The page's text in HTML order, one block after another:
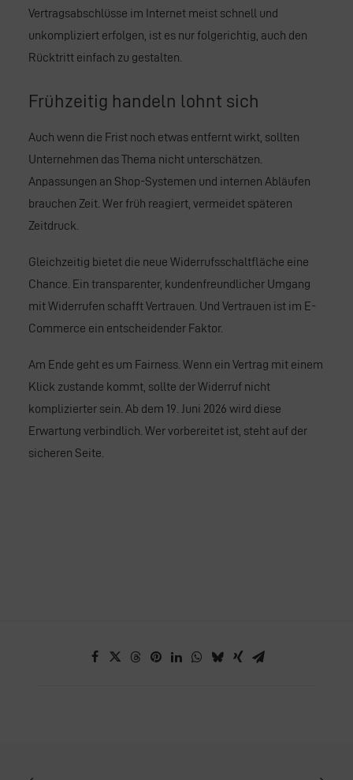
Vertragsabschlüsse im Internet meist schnell und
unkompliziert erfolgen, ist es nur folgerichtig, auch den
Rücktritt einfach zu gestalten.
Frühzeitig handeln lohnt sich
Auch wenn die Frist noch etwas entfernt wirkt, sollten
Unternehmen das Thema nicht unterschätzen.
Anpassungen an Shop-Systemen und internen Abläufen
brauchen Zeit. Wer früh reagiert, vermeidet späteren
Zeitdruck.
Gleichzeitig bietet die neue Widerrufsschaltfläche eine
Chance. Ein transparenter, kundenfreundlicher Umgang
mit Widerrufen schafft Vertrauen. Und Vertrauen ist im E-
Commerce ein entscheidender Faktor.
Am Ende geht es um Fairness. Wenn ein Vertrag mit einem
Klick zustande kommt, sollte der Widerruf nicht
komplizierter sein. Ab dem 19. Juni 2026 wird diese
Erwartung verbindlich. Wer vorbereitet ist, steht auf der
sicheren Seite.